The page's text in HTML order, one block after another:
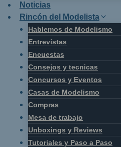
Noticias
Rincón del Modelista
Hablemos de Modelismo
Entrevistas
Encuestas
Consejos y tecnicas
Concursos y Eventos
Casas de Modelismo
Compras
Mesa de trabajo
Unboxings y Reviews
Tutoriales y Paso a Paso